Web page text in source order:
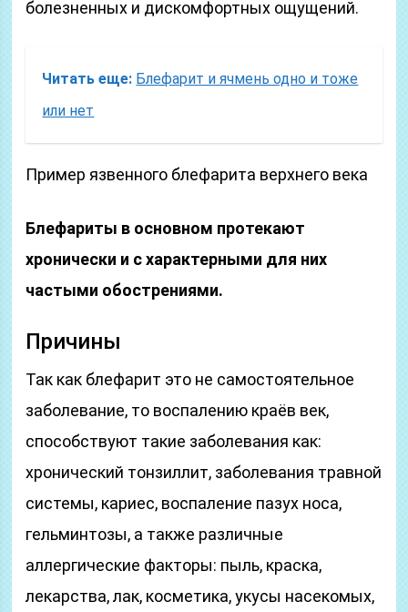
болезненных и дискомфортных ощущений.
Читать еще: Блефарит и ячмень одно и тоже
или нет
Пример язвенного блефарита верхнего века
Блефариты в основном протекают
хронически и с характерными для них
частыми обострениями.
Причины
Так как блефарит это не самостоятельное
заболевание, то воспалению краёв век,
способствуют такие заболевания как:
хронический тонзиллит, заболевания травной
системы, кариес, воспаление пазух носа,
гельминтозы, а также различные
аллергические факторы: пыль, краска,
лекарства, лак, косметика, укусы насекомых,